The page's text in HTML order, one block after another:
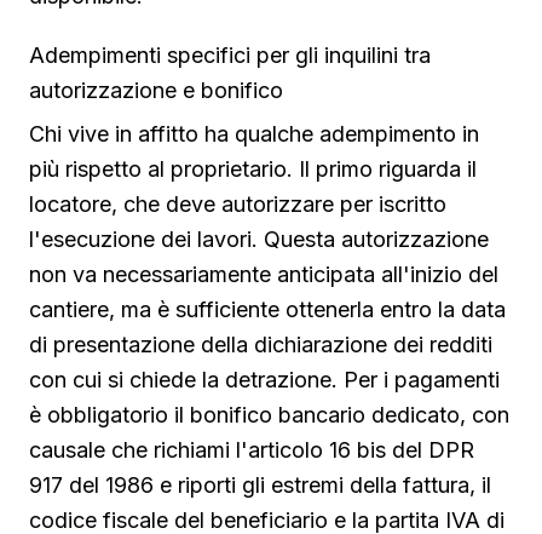
Adempimenti specifici per gli inquilini tra
autorizzazione e bonifico
Chi vive in affitto ha qualche adempimento in
più rispetto al proprietario. Il primo riguarda il
locatore, che deve autorizzare per iscritto
l'esecuzione dei lavori. Questa autorizzazione
non va necessariamente anticipata all'inizio del
cantiere, ma è sufficiente ottenerla entro la data
di presentazione della dichiarazione dei redditi
con cui si chiede la detrazione. Per i pagamenti
è obbligatorio il bonifico bancario dedicato, con
causale che richiami l'articolo 16 bis del DPR
917 del 1986 e riporti gli estremi della fattura, il
codice fiscale del beneficiario e la partita IVA di